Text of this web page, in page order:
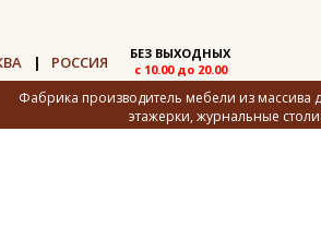
| РОССИЯ
БЕЗ ВЫХОДНЫХ
с 10.00 до 20.00
Фабрика производитель мебели из массива
этажерки, журнальные